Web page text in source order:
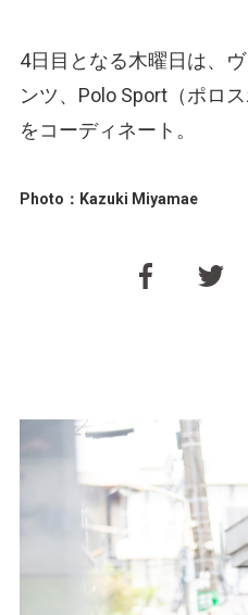
4日目となる木曜日は、
ンツ、Polo Sport（ポロ
をコーディネート。
Photo：Kazuki Miyamae